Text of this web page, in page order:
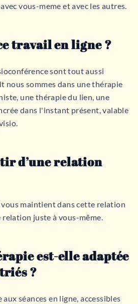
avec vous-meme et avec les autres.
travail en ligne ?
sont tout aussi
nous sommes dans une thérapie
une thérapie du lien, une
dans l'instant présent, valable
d’une relation
maintient dans cette relation
juste à vous-même.
est-elle adaptée
?
séances en ligne, accessibles